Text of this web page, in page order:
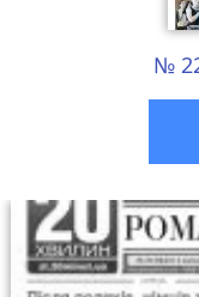
№